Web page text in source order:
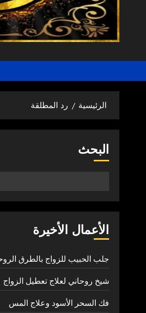
الرئيسية رد المطلقة
البحث
الأعمال الأخيرة
جلب الحبيب للزواج بالطرق
شيخ روحاني لعلاج تعطيل الزواج
فك السحر الأسود وعلاج المس